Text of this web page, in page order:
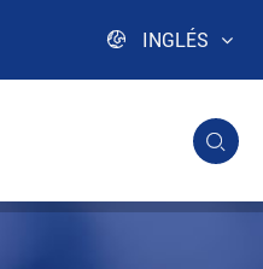
 INGLÉS
